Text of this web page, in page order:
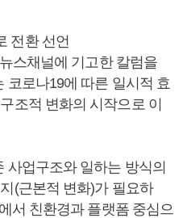
전환 선언
스채널에 기고한 칼럼을
코로나19에 따른 일시적 효
조적 변화의 시작으로 이
사업구조와 일하는 방식의
(근본적 변화)가 필요하
서 친환경과 플랫폼 중심으